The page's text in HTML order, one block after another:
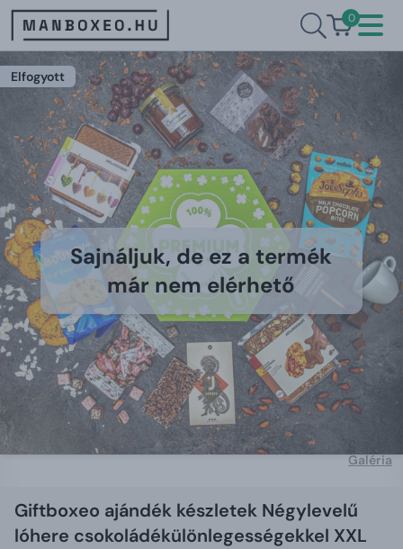
0
Elfogyott
Sajnáljuk, de ez a termék
már nem elérhető
Galéria
Giftboxeo ajándék készletek Négylevelű
lóhere csokoládékülönlegességekkel XXL